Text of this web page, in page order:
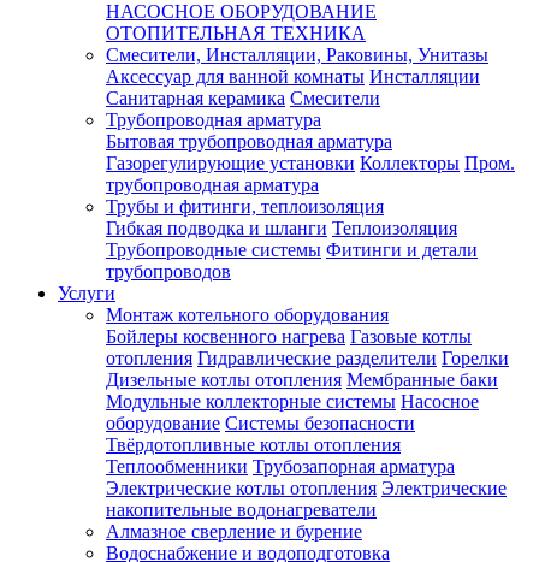
НАСОСНОЕ ОБОРУДОВАНИЕ
ОТОПИТЕЛЬНАЯ ТЕХНИКА
Смесители, Инсталляции, Раковины, Унитазы
Аксессуар для ванной комнаты Инсталляции
Санитарная керамика Смесители
Трубопроводная арматура
Бытовая трубопроводная арматура
Газорегулирующие установки Коллекторы Пром.
трубопроводная арматура
Трубы и фитинги, теплоизоляция
Гибкая подводка и шланги Теплоизоляция
Трубопроводные системы Фитинги и детали
трубопроводов
Услуги
Монтаж котельного оборудования
Бойлеры косвенного нагрева Газовые котлы
отопления Гидравлические разделители Горелки
Дизельные котлы отопления Мембранные баки
Модульные коллекторные системы Насосное
оборудование Системы безопасности
Твёрдотопливные котлы отопления
Теплообменники Трубозапорная арматура
Электрические котлы отопления Электрические
накопительные водонагреватели
Алмазное сверление и бурение
Водоснабжение и водоподготовка